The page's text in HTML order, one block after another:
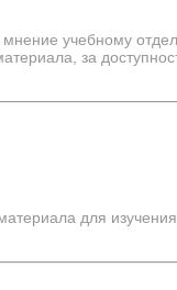
учебному
за
для